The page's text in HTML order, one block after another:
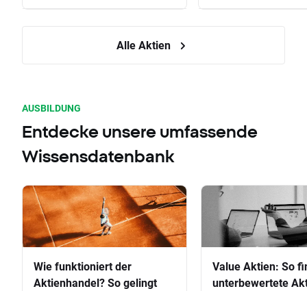
Alle Aktien
AUSBILDUNG
Entdecke unsere umfassende
Wissensdatenbank
Wie funktioniert der
Aktienhandel? So gelingt
Value Aktien: So
unterbewertete